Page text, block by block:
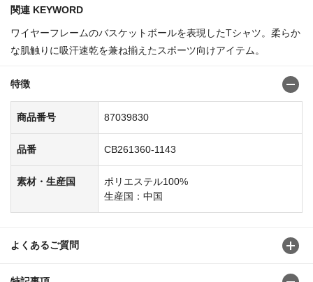
関連 KEYWORD
ワイヤーフレームのバスケットボールを表現したTシャツ。柔らか
な肌触りに吸汗速乾を兼ね揃えたスポーツ向けアイテム。
特徴
商品番号 87039830
品番 CB261360-1143
素材・生産国
ポリエステル100%
生産国：中国
よくあるご質問